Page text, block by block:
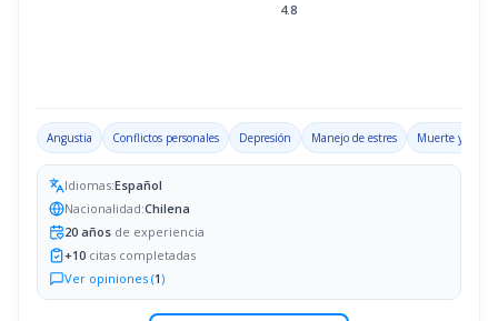
4.8
Angustia Conflictos personales Depresión Manejo de estres Muerte y luto
Idiomas:Español
Nacionalidad:Chilena
20 años de experiencia
+10 citas completadas
Ver opiniones (1)